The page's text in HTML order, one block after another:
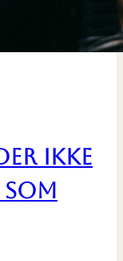
ikke